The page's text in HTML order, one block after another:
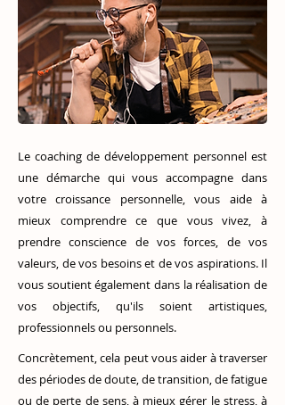
Le coaching de développement personnel est
une démarche qui vous accompagne dans
votre croissance personnelle, vous aide à
mieux comprendre ce que vous vivez, à
prendre conscience de vos forces, de vos
valeurs, de vos besoins et de vos aspirations. Il
vous soutient également dans la réalisation de
vos objectifs, qu'ils soient artistiques,
professionnels ou personnels.
Concrètement, cela peut vous aider à traverser
des périodes de doute, de transition, de fatigue
ou de perte de sens, à mieux gérer le stress, à